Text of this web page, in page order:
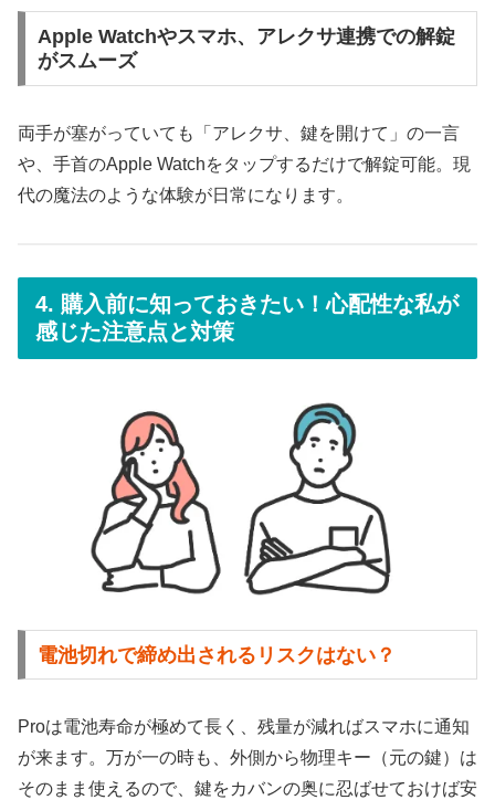
Apple Watchやスマホ、アレクサ連携での解錠
がスムーズ
両手が塞がっていても「アレクサ、鍵を開けて」の一言
や、手首のApple Watchをタップするだけで解錠可能。現
代の魔法のような体験が日常になります。
4. 購入前に知っておきたい！心配性な私が
感じた注意点と対策
電池切れで締め出されるリスクはない？
Proは電池寿命が極めて長く、残量が減ればスマホに通知
が来ます。万が一の時も、外側から物理キー（元の鍵）は
そのまま使えるので、鍵をカバンの奥に忍ばせておけば安